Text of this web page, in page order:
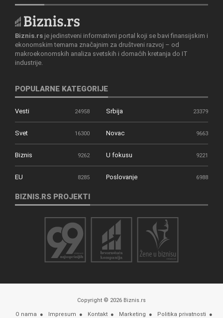
Biznis.rs je jedinstveni informativni portal koji se bavi finansijskim i
ekonomskim temama značajnim za društveni razvoj – od
makroekonomskih analiza svetskih i domaćih kretanja do IT
industrije.
POPULARNE KATEGORIJE
Vesti 24958 Srbija 23379
Svet 16300 Novac 9663
Biznis 9262 U fokusu 9221
EU 8285 Poslovanje 6988
BIZNIS.RS PROJEKTI
Copyright © 2026 Biznis.rs
O nama Impresum Kontakt Marketing Politika privatnosti